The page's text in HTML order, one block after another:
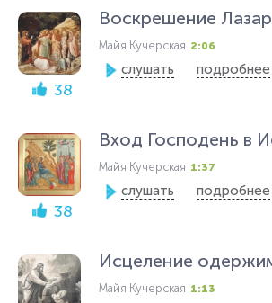
38
Воскрешение
Майя Кучерская 2:06
слушать подробнее
38
Вход Господень в
Майя Кучерская 1:37
слушать подробнее
Исцеление
Майя Кучерская 1:13